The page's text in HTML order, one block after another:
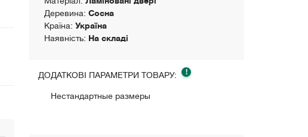
Деревина: Сосна
Країна: Україна
Наявність: На складі
ДОДАТКОВІ ПАРАМЕТРИ ТОВАРУ: !
Нестандартные размеры